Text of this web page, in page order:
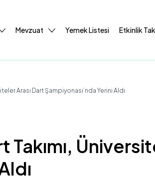
Mevzuat Yemek Listesi Etkinlik
Arası Dart Şampiyonası’nda Yerini Aldı